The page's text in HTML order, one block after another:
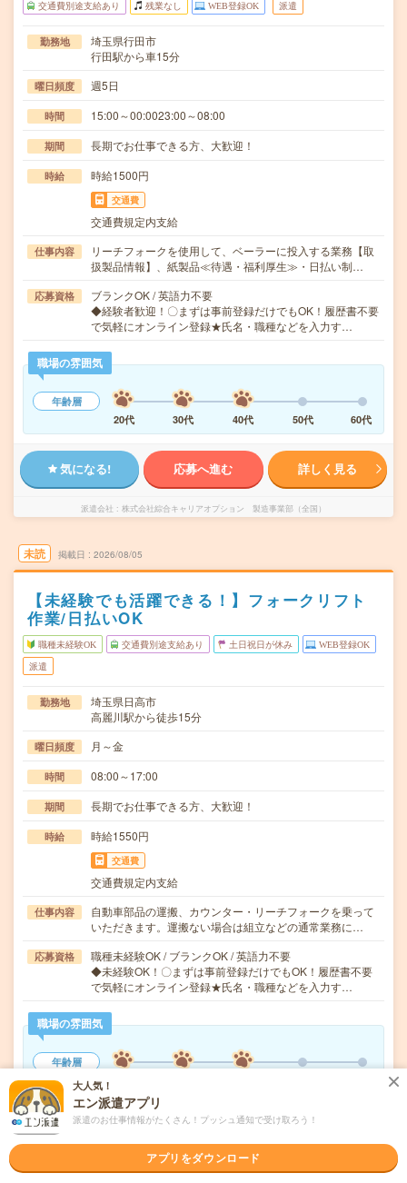
交通費別途支給あり 残業なし WEB登録OK 派遣
勤務地
埼玉県行田市
行田駅から車15分
曜日頻度 週5日
時間 15:00～00:0023:00～08:00
期間 長期でお仕事できる方、大歓迎！
時給 時給1500円
交通費
交通費規定内支給
仕事内容
リーチフォークを使用して、ベーラーに投入する業務【取
扱製品情報】、紙製品≪待遇・福利厚生≫・日払い制…
応募資格
ブランクOK / 英語力不要
◆経験者歓迎！〇まずは事前登録だけでもOK！履歴書不要
で気軽にオンライン登録★氏名・職種などを入力す…
職場の雰囲気
年齢層
20代
30代 40代 50代 60代
気になる! 応募へ進む 詳しく見る
派遣会社 株式会社綜合キャリアオプション 製造事業部（全国）
未読 掲載日 2026/08/05
【未経験でも活躍できる！】フォークリフト
作業/日払いOK
職種未経験OK 交通費別途支給あり 土日祝日が休み WEB登録OK
派遣
勤務地
埼玉県日高市
高麗川駅から徒歩15分
曜日頻度 月～金
時間 08:00～17:00
期間 長期でお仕事できる方、大歓迎！
時給 時給1550円
交通費
交通費規定内支給
仕事内容
自動車部品の運搬、カウンター・リーチフォークを乗って
いただきます。運搬ない場合は組立などの通常業務に…
応募資格
職種未経験OK / ブランクOK / 英語力不要
◆未経験OK！〇まずは事前登録だけでもOK！履歴書不要
で気軽にオンライン登録★氏名・職種などを入力す…
職場の雰囲気
年齢層
気になる! 応募へ進む 詳しく見る
派遣会社 株式会社綜合キャリアオプション 製造事業部（全国）
大人気！
エン派遣アプリ
派遣のお仕事情報がたくさん！プッシュ通知で受け取ろう！
アプリをダウンロード